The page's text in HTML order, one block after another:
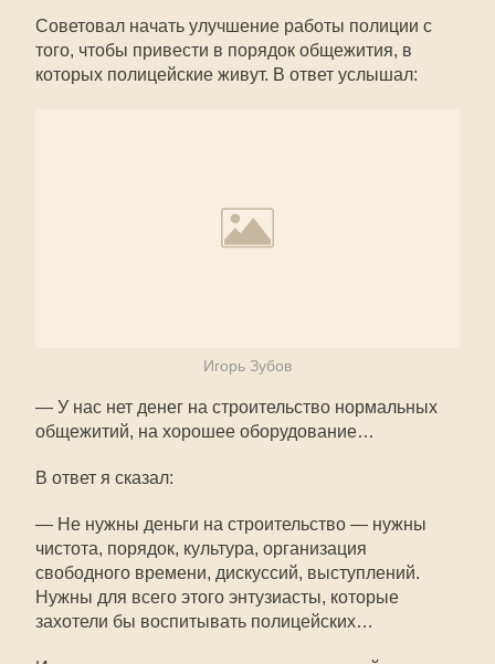
Советовал начать улучшение работы полиции с
того, чтобы привести в порядок общежития, в
которых полицейские живут. В ответ услышал:
Игорь Зубов
— У нас нет денег на строительство нормальных
общежитий, на хорошее оборудование…
В ответ я сказал:
— Не нужны деньги на строительство — нужны
чистота, порядок, культура, организация
свободного времени, дискуссий, выступлений.
Нужны для всего этого энтузиасты, которые
захотели бы воспитывать полицейских…